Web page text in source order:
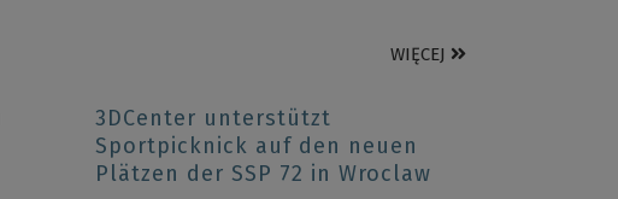
WIĘCEJ
3DCenter unterstützt
Sportpicknick auf den neuen
Plätzen der SSP 72 in Wroclaw